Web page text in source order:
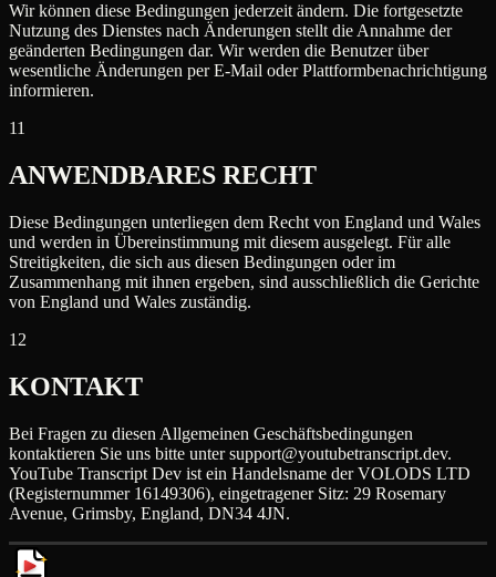
Wir können diese Bedingungen jederzeit ändern. Die fortgesetzte
Nutzung des Dienstes nach Änderungen stellt die Annahme der
geänderten Bedingungen dar. Wir werden die Benutzer über
wesentliche Änderungen per E-Mail oder Plattformbenachrichtigung
informieren.
11
ANWENDBARES RECHT
Diese Bedingungen unterliegen dem Recht von England und Wales
und werden in Übereinstimmung mit diesem ausgelegt. Für alle
Streitigkeiten, die sich aus diesen Bedingungen oder im
Zusammenhang mit ihnen ergeben, sind ausschließlich die Gerichte
von England und Wales zuständig.
12
KONTAKT
Bei Fragen zu diesen Allgemeinen Geschäftsbedingungen
kontaktieren Sie uns bitte unter support@youtubetranscript.dev.
YouTube Transcript Dev ist ein Handelsname der VOLODS LTD
(Registernummer 16149306), eingetragener Sitz: 29 Rosemary
Avenue, Grimsby, England, DN34 4JN.